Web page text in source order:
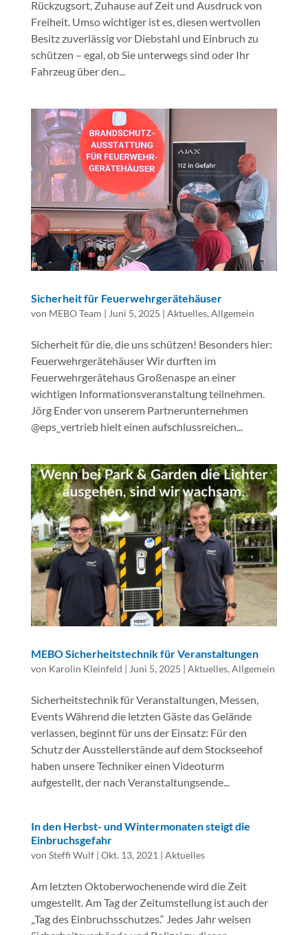
Rückzugsort, Zuhause auf Zeit und Ausdruck von
Freiheit. Umso wichtiger ist es, diesen wertvollen
Besitz zuverlässig vor Diebstahl und Einbruch zu
schützen – egal, ob Sie unterwegs sind oder Ihr
Fahrzeug über den...
Sicherheit für Feuerwehrgerätehäuser
von MEBO Team | Juni 5, 2025 | Aktuelles, Allgemein
Sicherheit für die, die uns schützen! Besonders hier:
Feuerwehrgerätehäuser Wir durften im
Feuerwehrgerätehaus Großenaspe an einer
wichtigen Informationsveranstaltung teilnehmen.
Jörg Ender von unserem Partnerunternehmen
@eps_vertrieb hielt einen aufschlussreichen...
MEBO Sicherheitstechnik für Veranstaltungen
von Karolin Kleinfeld | Juni 5, 2025 | Aktuelles, Allgemein
Sicherheitstechnik für Veranstaltungen, Messen,
Events Während die letzten Gäste das Gelände
verlassen, beginnt für uns der Einsatz: Für den
Schutz der Ausstellerstände auf dem Stockseehof
haben unsere Techniker einen Videoturm
aufgestellt, der nach Veranstaltungsende...
In den Herbst- und Wintermonaten steigt die
Einbruchsgefahr
von Steffi Wulf| Okt. 13, 2021 | Aktuelles
Am letzten Oktoberwochenende wird die Zeit
umgestellt. Am Tag der Zeitumstellung ist auch der
„Tag des Einbruchsschutzes.“ Jedes Jahr weisen